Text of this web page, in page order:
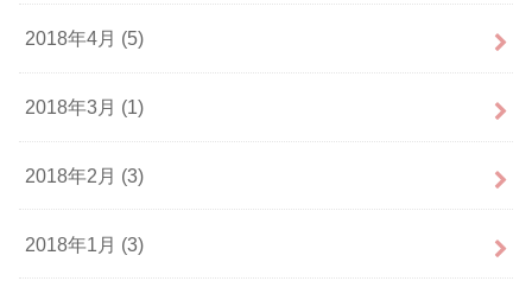
2018年4月 (5)
2018年3月 (1)
2018年2月 (3)
2018年1月 (3)